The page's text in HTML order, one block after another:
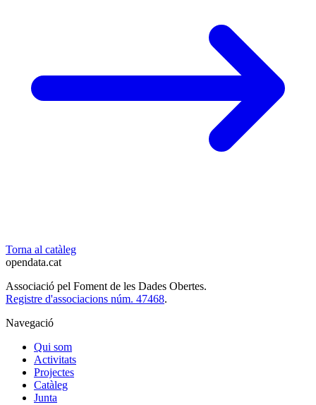
Torna al catàleg
opendata.cat
Associació pel Foment de les Dades Obertes.
Registre d'associacions núm. 47468.
Navegació
Qui som
Activitats
Projectes
Catàleg
Junta